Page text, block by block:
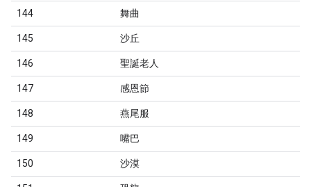
144 舞曲
145 沙丘
146 聖誕老人
147 感恩節
148 燕尾服
149 嘴巴
150 沙漠